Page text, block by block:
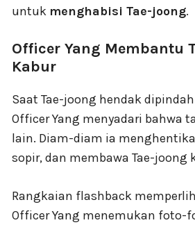
untuk menghabisi Tae-joong.
Officer Yang Membantu
Kabur
Saat Tae-joong hendak
Officer Yang menyadari bahwa
lain. Diam-diam ia
sopir, dan membawa Tae-joong
Rangkaian flashback
Officer Yang menemukan foto-